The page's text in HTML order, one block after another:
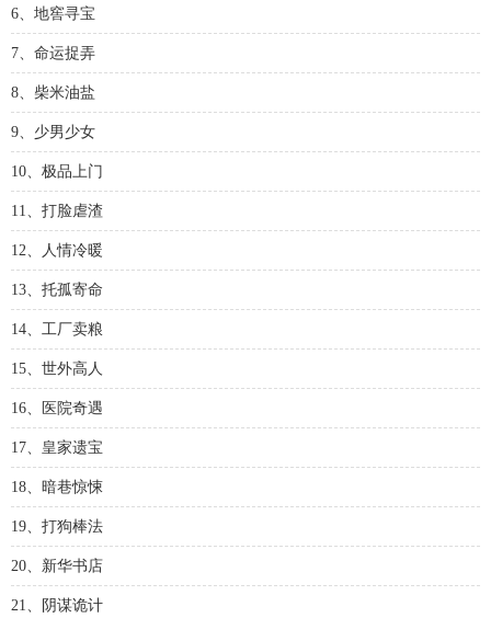
6、地窖寻宝
7、命运捉弄
8、柴米油盐
9、少男少女
10、极品上门
11、打脸虐渣
12、人情冷暖
13、托孤寄命
14、工厂卖粮
15、世外高人
16、医院奇遇
17、皇家遗宝
18、暗巷惊悚
19、打狗棒法
20、新华书店
21、阴谋诡计